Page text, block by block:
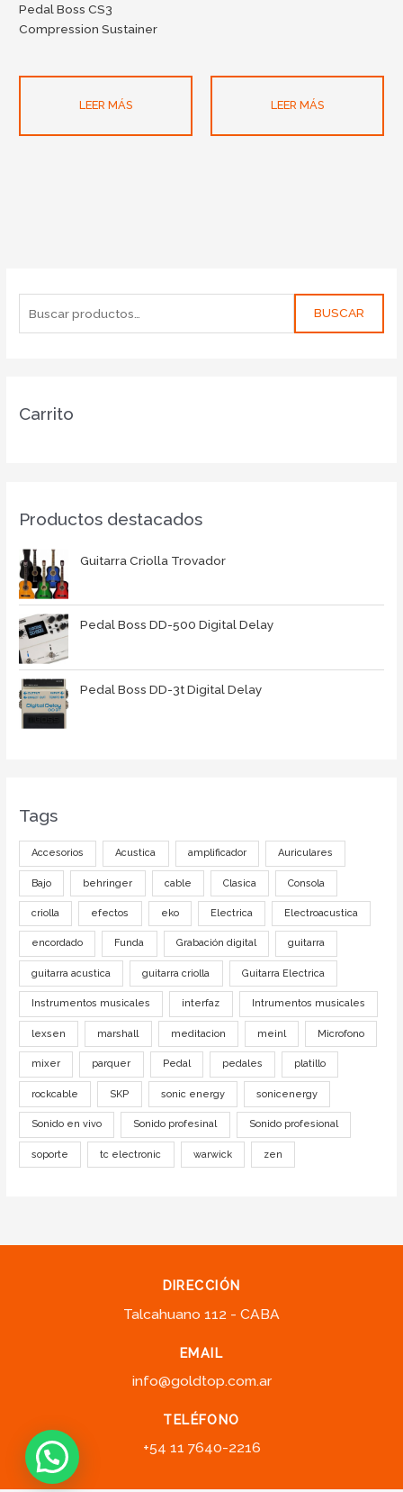
BUSCAR
Carrito
Productos destacados
Guitarra Criolla Trovador
Pedal Boss DD-500 Digital Delay
Pedal Boss DD-3t Digital Delay
Tags
Accesorios Acustica amplificador Auriculares
Bajo behringer cable Clasica Consola
criolla efectos eko Electrica Electroacustica
encordado Funda Grabación digital guitarra
guitarra acustica guitarra criolla Guitarra Electrica
Instrumentos musicales interfaz Intrumentos musicales
lexsen marshall meditacion meinl Microfono
mixer parquer Pedal pedales platillo
rockcable SKP sonic energy sonicenergy
Sonido en vivo Sonido profesinal Sonido profesional
soporte tc electronic warwick zen
Pedal Boss CS3
Compression Sustainer
LEER MÁS LEER MÁS
DIRECCIÓN
Talcahuano 112 - CABA
EMAIL
info@goldtop.com.ar
TELÉFONO
+54 11 7640-2216